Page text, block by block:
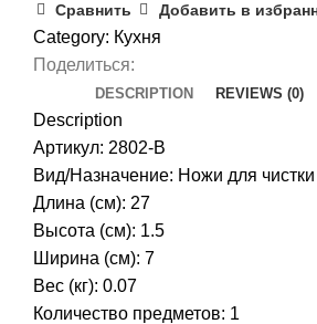
Сравнить Добавить в
Category: Кухня
Поделиться:
DESCRIPTION REVIEWS (0)
Description
Артикул: 2802-B
Вид/Назначение: Ножи для чистки
Длина (см): 27
Высота (см): 1.5
Ширина (см): 7
Вес (кг): 0.07
Количество предметов: 1